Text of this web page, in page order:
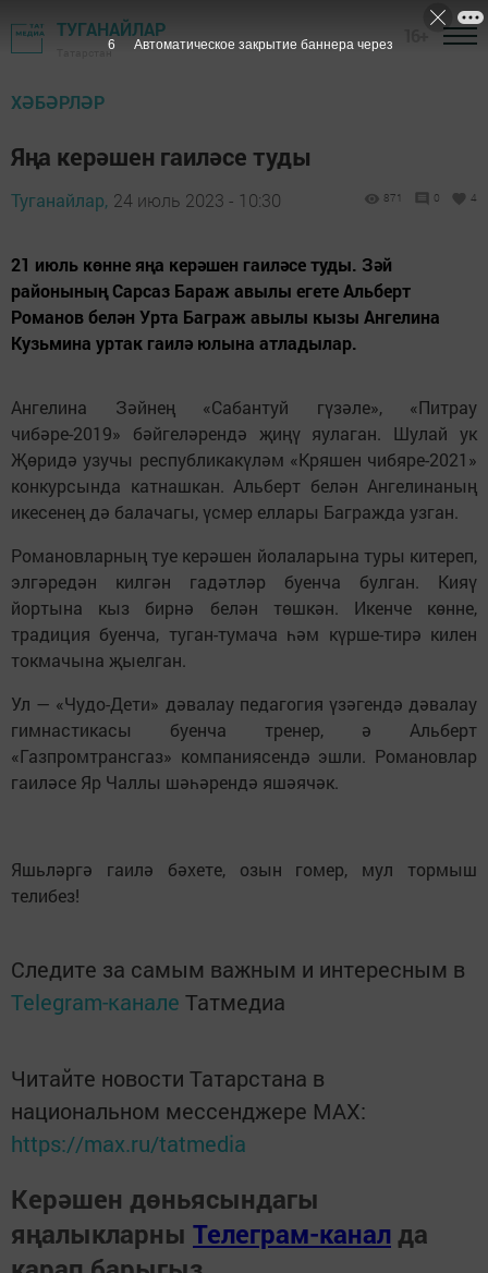
ТУГАНАЙЛАР
Татарстан
ХӘБӘРЛӘР
Яңа керәшен гаиләсе туды
Туганайлар, 24 июль 2023 - 10:30 871 0 4
21 июль көнне яңа керәшен гаиләсе туды. Зәй
районының Сарсаз Бараж авылы егете Альберт
Романов белән Урта Баграж авылы кызы Ангелина
Кузьмина уртак гаилә юлына атладылар.
Ангелина Зәйнең «Сабантуй гүзәле», «Питрау
чибәре-2019» бәйгеләрендә җиңү яулаган. Шулай ук
Җөридә узучы республикакүләм «Кряшен чибяре-2021»
конкурсында катнашкан. Альберт белән Ангелинаның
икесенең дә балачагы, үсмер еллары Багражда узган.
Романовларның туе керәшен йолаларына туры китереп,
элгәредән килгән гадәтләр буенча булган. Кияү
йортына кыз бирнә белән төшкән. Икенче көнне,
традиция буенча, туган-тумача һәм күрше-тирә килен
токмачына җыелган.
Ул — «Чудо-Дети» дәвалау педагогия үзәгендә дәвалау
гимнастикасы буенча тренер, ә Альберт
«Газпромтрансгаз» компаниясендә эшли. Романовлар
гаиләсе Яр Чаллы шәһәрендә яшәячәк.
Яшьләргә гаилә бәхете, озын гомер, мул тормыш
телибез!
Следите за самым важным и интересным в
Telegram-канале Татмедиа
Читайте новости Татарстана в
национальном мессенджере MАХ:
https://max.ru/tatmedia
Керәшен дөньясындагы
яңалыкларны Телеграм-канал да
4 Автоматическое закрытие баннера через